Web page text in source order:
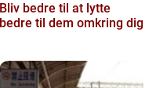
Bliv bedre til at lytte
bedre til dem omkring dig